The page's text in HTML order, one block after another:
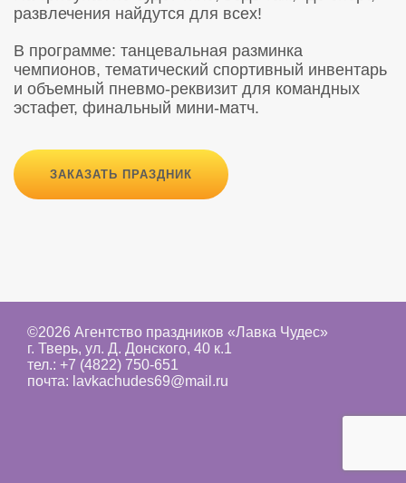
развлечения найдутся для всех!
В программе: танцевальная разминка
чемпионов, тематический спортивный инвентарь
и объемный пневмо-реквизит для командных
эстафет, финальный мини-матч.
ЗАКАЗАТЬ ПРАЗДНИК
©2026 Агентство праздников «Лавка Чудес»
г. Тверь, ул. Д. Донского, 40 к.1
тел.: +7 (4822) 750-651
почта: lavkachudes69@mail.ru